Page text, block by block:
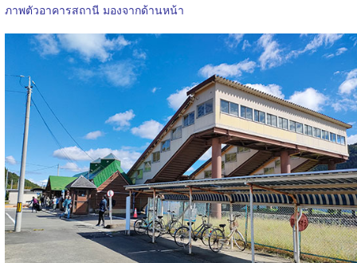
ภาพตัวอาคารสถานี มองจากด้านหน้า